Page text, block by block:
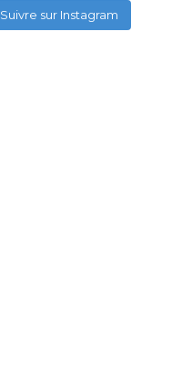
Suivre sur Instagram